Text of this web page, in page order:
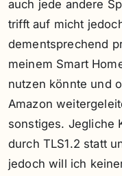
auch jede andere
trifft auf micht
dementsprechend
meinem Smart
nutzen könnte und
Amazon
sonstiges. Jegliche
durch TLS1.2 statt
jedoch will ich